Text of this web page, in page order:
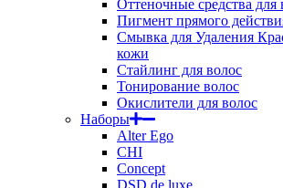
Оттеночные средства для
Пигмент прямого
Смывка для Удаления
кожи
Стайлинг для волос
Тонирование волос
Окислители для волос
Наборы
Alter Ego
CHI
Concept
DSD de luxe